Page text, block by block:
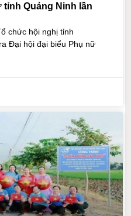
Quảng Ninh lần
chức hội nghị tỉnh
Đại hội đại biểu Phụ nữ